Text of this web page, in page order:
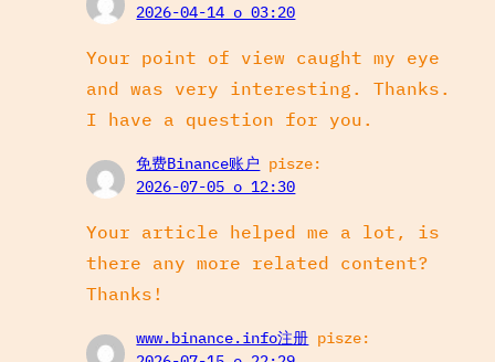
2026-04-14 o 03:20
Your point of view caught my eye
and was very interesting. Thanks.
I have a question for you.
免费Binance账户 pisze:
2026-07-05 o 12:30
Your article helped me a lot, is
there any more related content?
Thanks!
www.binance.info注册 pisze: